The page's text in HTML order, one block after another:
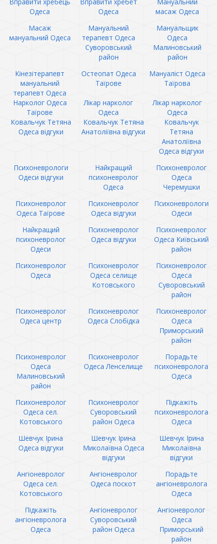
Одеса
Одеса
масаж Одеса
Масаж
мануальний Одеса
Мануальний
терапевт Одеса
Суворовський
район
Мануальщик
Одеса
Малиновський
район
Кінезітерапевт
мануальний
терапевт Одеса
Остеопат Одеса
Таїрове
Мануаліст Одеса
Таїрова
Нарколог Одеса
Таїрове
Лікар нарколог
Одеса
Лікар нарколог
Одеса
Ковальчук Тетяна
Одеса відгуки
Ковальчук Тетяна
Анатоліївна відгуки
Ковальчук
Тетяна
Анатоліївна
Одеса відгуки
Психоневрологи
Одеси відгуки
Найкращий
психоневролог
Одеса
Психоневролог
Одеса
Черемушки
Психоневролог
Одеса Таїрове
Психоневролог
Одеса відгуки
Психоневрологи
Одеси
Найкращий
психоневролог
Одеси
Психоневролог
Одеса відгуки
Психоневролог
Одеса Київський
район
Психоневролог
Одеса
Психоневролог
Одеса селище
Котовського
Психоневролог
Одеса
Суворовський
район
Психоневролог
Одеса центр
Психоневролог
Одеса Слобідка
Психоневролог
Одеса
Приморський
район
Психоневролог
Одеса
Малиновський
район
Психоневролог
Одеса Ленселище
Порадьте
психоневролога
Одеса
Психоневролог
Одеса сел.
Котовського
Психоневролог
Суворовський
район Одеса
Підкажіть
психоневролога
Одеса
Шевчук Ірина
Одеса відгуки
Шевчук Ірина
Миколаївна Одеса
відгуки
Шевчук Ірина
Миколаївна
відгуки
Ангіоневролог
Одеса сел.
Котовського
Ангіоневролог
Одеса поскот
Порадьте
ангіоневролога
Одеса
Підкажіть
ангіоневролога
Одеса
Ангіоневролог
Суворовський
район Одеса
Ангіоневролог
Одеса
Приморський
район